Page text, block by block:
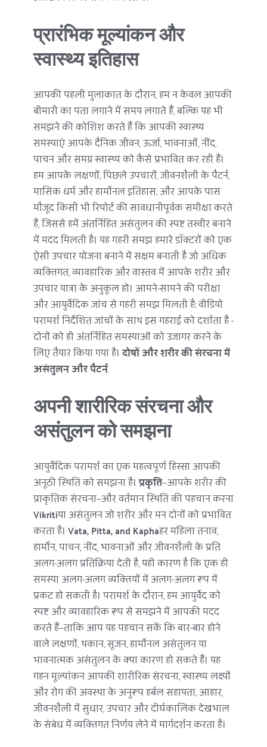
प्रारंभिक मूल्यांकन और
स्वास्थ्य इतिहास
आपकी पहली मुलाकात के दौरान, हम न केवल आपकी
बीमारी का पता लगाने में समय लगाते हैं, बल्कि यह भी
समझने की कोशिश करते हैं कि आपकी स्वास्थ्य
समस्याएं आपके दैनिक जीवन, ऊर्जा, भावनाओं, नींद,
पाचन और समग्र स्वास्थ्य को कैसे प्रभावित कर रही हैं।
हम आपके लक्षणों, पिछले उपचारों, जीवनशैली के पैटर्न,
मासिक धर्म और हार्मोनल इतिहास, और आपके पास
मौजूद किसी भी रिपोर्ट की सावधानीपूर्वक समीक्षा करते
हैं, जिससे हमें अंतर्निहित असंतुलन की स्पष्ट तस्वीर बनाने
में मदद मिलती है। यह गहरी समझ हमारे डॉक्टरों को एक
ऐसी उपचार योजना बनाने में सक्षम बनाती है जो अधिक
व्यक्तिगत, व्यावहारिक और वास्तव में आपके शरीर और
उपचार यात्रा के अनुकूल हो। आमने-सामने की परीक्षा
और आयुर्वेदिक जांच से गहरी समझ मिलती है; वीडियो
परामर्श निर्देशित जांचों के साथ इस गहराई को दर्शाता है -
दोनों को ही अंतर्निहित समस्याओं को उजागर करने के
लिए तैयार किया गया है। दोषों और शरीर की संरचना में
असंतुलन और पैटर्न.
अपनी शारीरिक संरचना और
असंतुलन को समझना
आयुर्वेदिक परामर्श का एक महत्वपूर्ण हिस्सा आपकी
अनूठी स्थिति को समझना है। प्रकृति—आपके शरीर की
प्राकृतिक संरचना—और वर्तमान स्थिति की पहचान करना
Vikritiया असंतुलन जो शरीर और मन दोनों को प्रभावित
करता है। Vata, Pitta, and Kaphaहर महिला तनाव,
हार्मोन, पाचन, नींद, भावनाओं और जीवनशैली के प्रति
अलग-अलग प्रतिक्रिया देती है, यही कारण है कि एक ही
समस्या अलग-अलग व्यक्तियों में अलग-अलग रूप में
प्रकट हो सकती है। परामर्श के दौरान, हम आयुर्वेद को
स्पष्ट और व्यावहारिक रूप से समझने में आपकी मदद
करते हैं—ताकि आप यह पहचान सकें कि बार-बार होने
वाले लक्षणों, थकान, सूजन, हार्मोनल असंतुलन या
भावनात्मक असंतुलन के क्या कारण हो सकते हैं। यह
गहन मूल्यांकन आपकी शारीरिक संरचना, स्वास्थ्य लक्ष्यों
और रोग की अवस्था के अनुरूप हर्बल सहायता, आहार,
जीवनशैली में सुधार, उपचार और दीर्घकालिक देखभाल
के संबंध में व्यक्तिगत निर्णय लेने में मार्गदर्शन करता है।